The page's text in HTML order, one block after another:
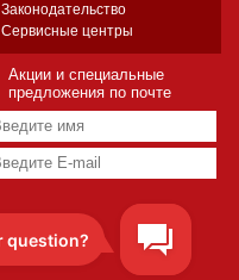
Законодательство
Сервисные центры
Акции и специальные
предложения по почте